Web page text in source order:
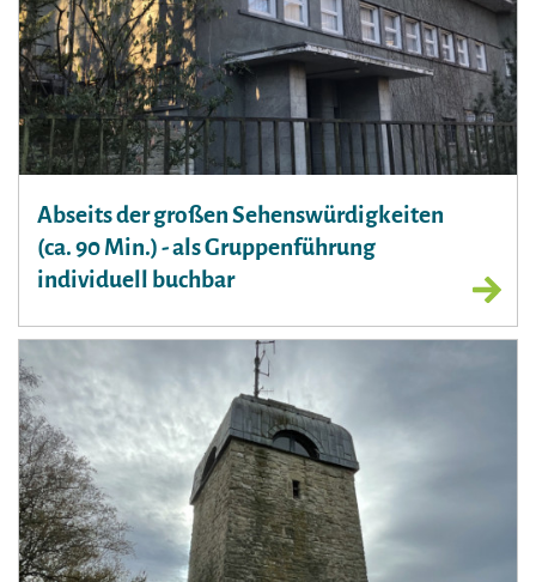
Abseits der großen Sehenswürdigkeiten
(ca. 90 Min.) - als Gruppenführung
individuell buchbar